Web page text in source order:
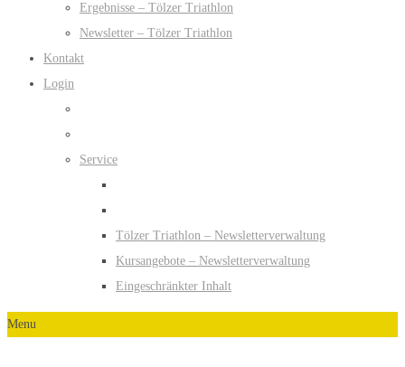
Ergebnisse – Tölzer Triathlon
Newsletter – Tölzer Triathlon
Kontakt
Login
Service
Tölzer Triathlon – Newsletterverwaltung
Kursangebote – Newsletterverwaltung
Eingeschränkter Inhalt
Menu